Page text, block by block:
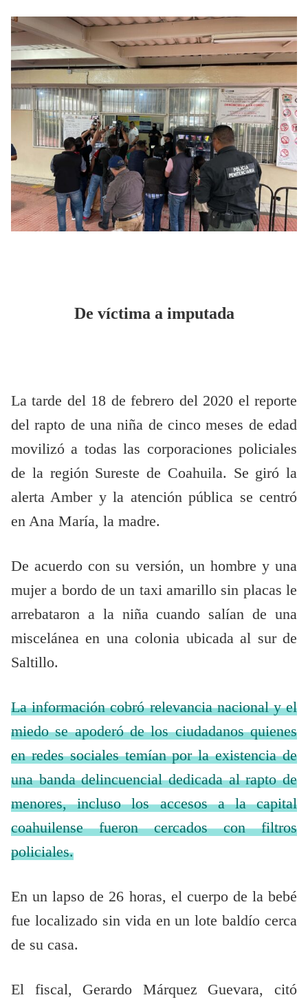
De víctima a imputada
La tarde del 18 de febrero del 2020 el reporte
del rapto de una niña de cinco meses de edad
movilizó a todas las corporaciones policiales
de la región Sureste de Coahuila. Se giró la
alerta Amber y la atención pública se centró
en Ana María, la madre.
De acuerdo con su versión, un hombre y una
mujer a bordo de un taxi amarillo sin placas le
arrebataron a la niña cuando salían de una
miscelánea en una colonia ubicada al sur de
Saltillo.
La información cobró relevancia nacional y el
miedo se apoderó de los ciudadanos quienes
en redes sociales temían por la existencia de
una banda delincuencial dedicada al rapto de
menores, incluso los accesos a la capital
coahuilense fueron cercados con filtros
policiales.
En un lapso de 26 horas, el cuerpo de la bebé
fue localizado sin vida en un lote baldío cerca
de su casa.
El fiscal, Gerardo Márquez Guevara, citó